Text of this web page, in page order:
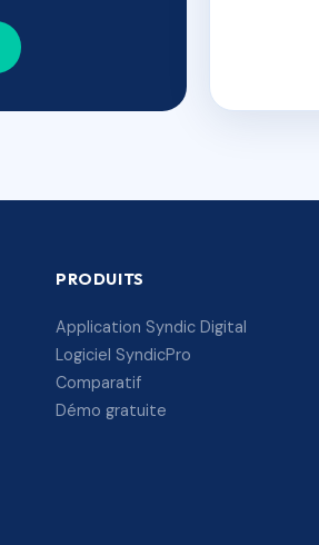
PRODUITS
Application Syndic Digital
Logiciel SyndicPro
Comparatif
Démo gratuite